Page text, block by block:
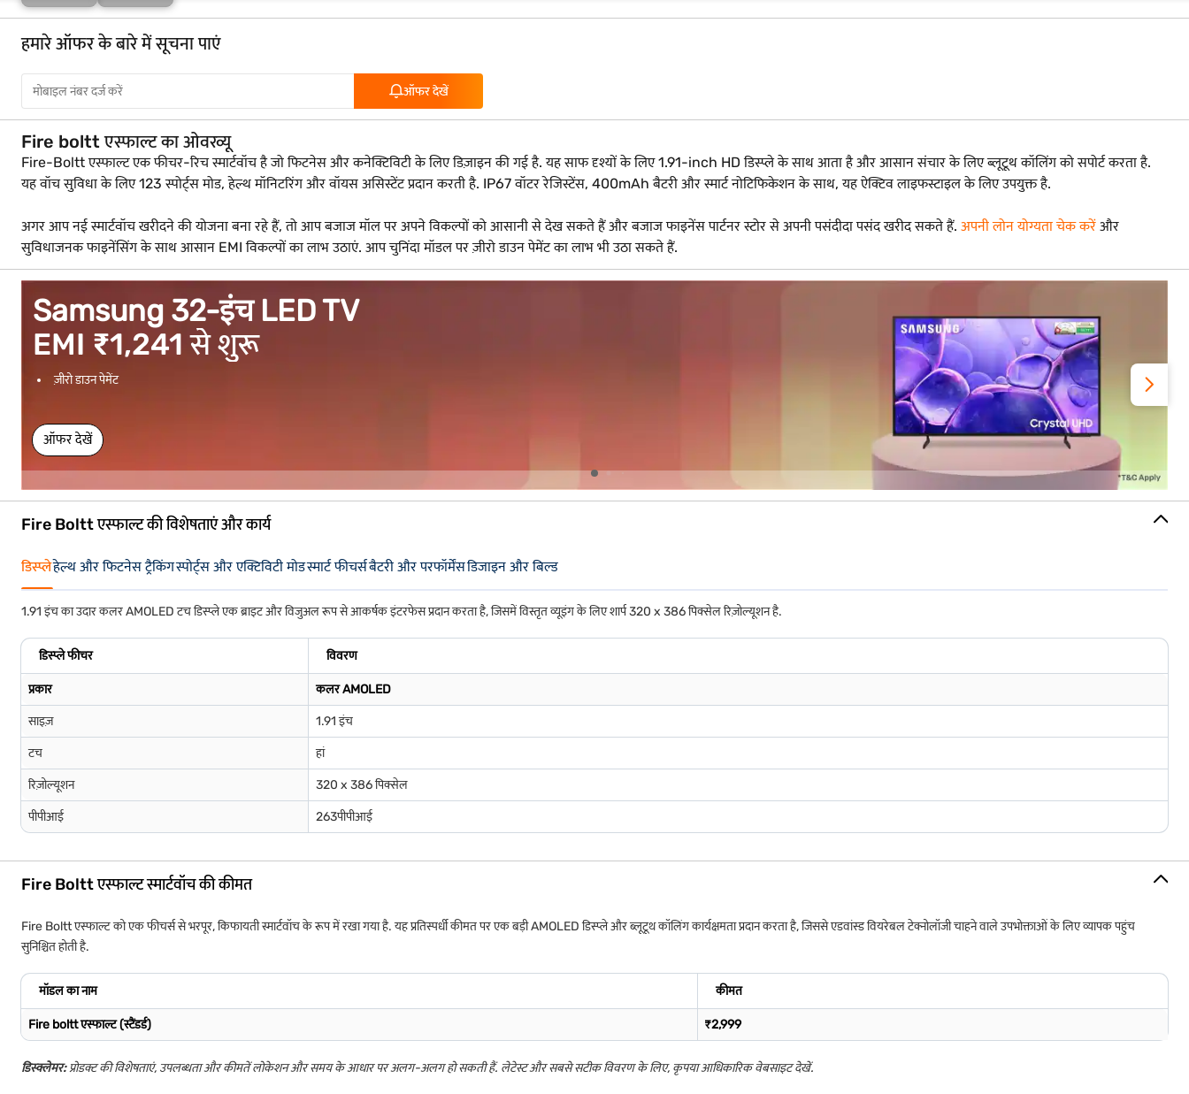
बचत करें
हमारे ऑफर के बारे में सूचना पाएं
ऑफर देखें
Fire boltt एस्फाल्ट का ओवरव्यू
Fire-Boltt एस्फाल्ट एक फीचर-रिच स्मार्टवॉच है जो फिटनेस और कनेक्टिविटी के लिए डिज़ाइन की गई है. यह साफ दृश्यों के लिए 1.91-inch HD डिस्प्ले के साथ आता है और आसान संचार के लिए ब्लूटूथ कॉलिंग को सपोर्ट करता है.
यह वॉच सुविधा के लिए 123 स्पोर्ट्स मोड, हेल्थ मॉनिटरिंग और वॉयस असिस्टेंट प्रदान करती है. IP67 वॉटर रेजिस्टेंस, 400mAh बैटरी और स्मार्ट नोटिफिकेशन के साथ, यह ऐक्टिव लाइफस्टाइल के लिए उपयुक्त है.
अगर आप नई स्मार्टवॉच खरीदने की योजना बना रहे हैं, तो आप बजाज मॉल पर अपने विकल्पों को आसानी से देख सकते हैं और बजाज फाइनेंस पार्टनर स्टोर से अपनी पसंदीदा पसंद खरीद सकते हैं. अपनी लोन योग्यता चेक करें और
सुविधाजनक फाइनेंसिंग के साथ आसान EMI विकल्पों का लाभ उठाएं. आप चुनिंदा मॉडल पर ज़ीरो डाउन पेमेंट का लाभ भी उठा सकते हैं.
Samsung 32-इंच LED TV
EMI ₹1,241 से शुरू
ज़ीरो डाउन पेमेंट
ऑफर देखें
Fire Boltt एस्फाल्ट की विशेषताएं और कार्य
डिस्प्लेहेल्थ और फिटनेस ट्रैकिंगस्पोर्ट्स और एक्टिविटी मोडस्मार्ट फीचर्सबैटरी और परफॉर्मेंसडिजाइन और बिल्ड
1.91 इंच का उदार कलर AMOLED टच डिस्प्ले एक ब्राइट और विजुअल रूप से आकर्षक इंटरफेस प्रदान करता है, जिसमें विस्तृत व्यूइंग के लिए शार्प 320 x 386 पिक्सेल रिज़ोल्यूशन है.
डिस्प्ले फीचर विवरण
प्रकार कलर AMOLED
साइज़ 1.91 इंच
टच हां
रिज़ोल्यूशन 320 x 386 पिक्सेल
पीपीआई 263पीपीआई
Fire Boltt एस्फाल्ट स्मार्टवॉच की कीमत
Fire Boltt एस्फाल्ट को एक फीचर्स से भरपूर, किफायती स्मार्टवॉच के रूप में रखा गया है. यह प्रतिस्पर्धी कीमत पर एक बड़ी AMOLED डिस्प्ले और ब्लूटूथ कॉलिंग कार्यक्षमता प्रदान करता है, जिससे एडवांस्ड वियरेबल टेक्नोलॉजी चाहने वाले उपभोक्ताओं के लिए व्यापक पहुंच
सुनिश्चित होती है.
मॉडल का नाम कीमत
Fire boltt एस्फाल्ट (स्टैंडर्ड) ₹2,999
डिस्क्लेमर:प्रोडक्ट की विशेषताएं, उपलब्धता और कीमतें लोकेशन और समय के आधार पर अलग-अलग हो सकती हैं. लेटेस्ट और सबसे सटीक विवरण के लिए, कृपया आधिकारिक वेबसाइट देखें.